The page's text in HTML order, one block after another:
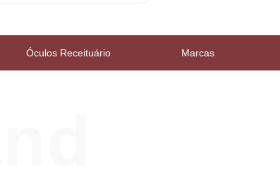
Óculos Receituário Marcas